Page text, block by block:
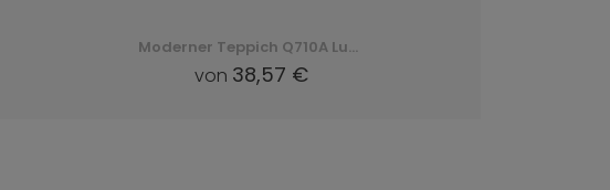
Moderner Teppich Q710A Luxury Pp Esm - weiß, biały
von 38,57 €